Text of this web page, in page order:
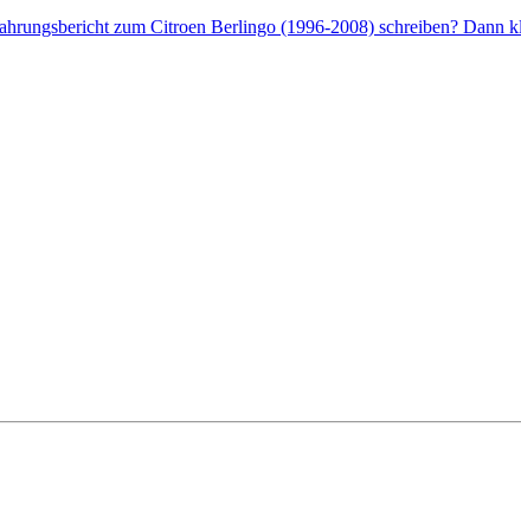
zum Citroen Berlingo (1996-2008) schreiben? Dann